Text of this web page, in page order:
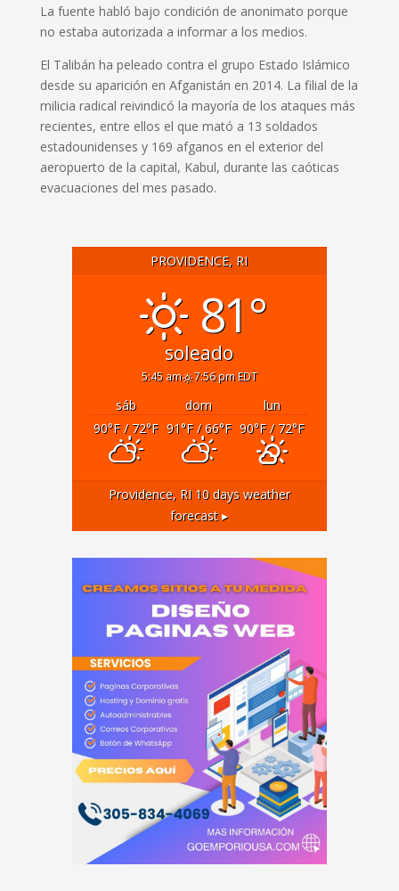
La fuente habló bajo condición de anonimato porque
no estaba autorizada a informar a los medios.
El Talibán ha peleado contra el grupo Estado Islámico
desde su aparición en Afganistán en 2014. La filial de la
milicia radical reivindicó la mayoría de los ataques más
recientes, entre ellos el que mató a 13 soldados
estadounidenses y 169 afganos en el exterior del
aeropuerto de la capital, Kabul, durante las caóticas
evacuaciones del mes pasado.
PROVIDENCE, RI
81°
soleado
5:45 am 7:56 pm EDT
sáb dom
lun
90°F/ 72°F 91°F/ 66°F 90°F/ 72°F
Providence, RI10 days weather
forecast ▸